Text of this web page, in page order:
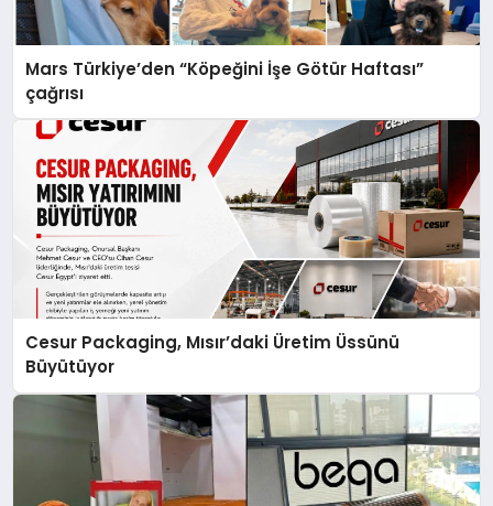
Mars Türkiye’den “Köpeğini İşe Götür Haftası”
çağrısı
Cesur Packaging, Mısır’daki Üretim Üssünü
Büyütüyor